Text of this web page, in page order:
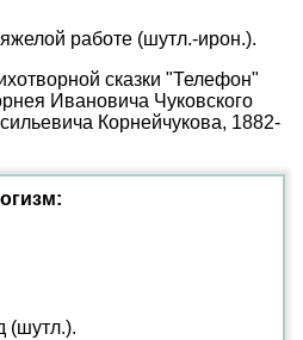
работе (шутл.-ирон.).
сказки "Телефон"
Ивановича Чуковского
Корнейчукова, 1882-
(шутл.).